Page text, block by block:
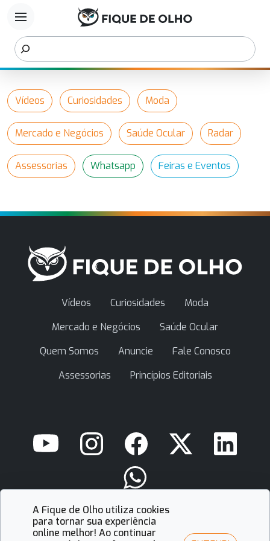
menu
Vídeos Curiosidades Moda
Mercado e Negócios Saúde Ocular Radar
Assessorias Whatsapp Feiras e Eventos
Vídeos Curiosidades
Moda
Mercado e Negócios
Saúde Ocular
Quem Somos
Anuncie
Fale Conosco
Assessorias
Princípios Editoriais
contato@fiquedeolho.com.br
A Fique de Olho utiliza cookies
para tornar sua experiência
online melhor! Ao continuar